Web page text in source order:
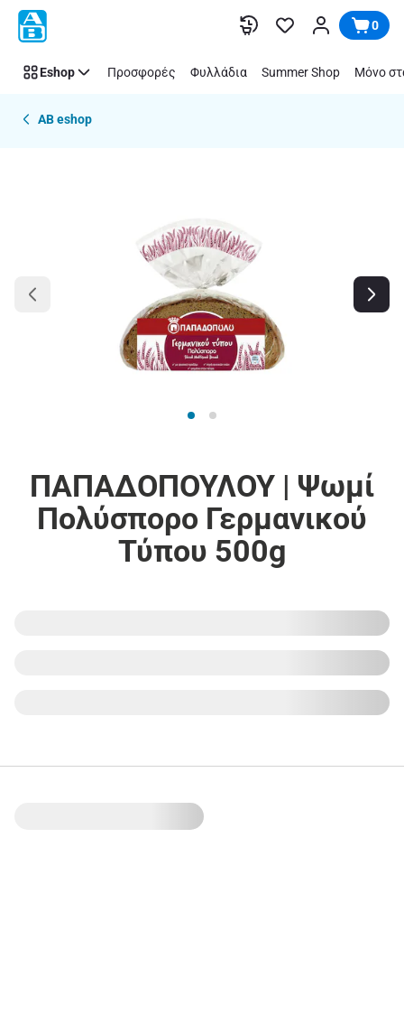
Παράλειψη 0
Eshop Προσφορές Φυλλάδια Summer Shop Μόνο
AB eshop
ΠΑΠΑΔΟΠΟΥΛΟΥ | Ψωμί
Πολύσπορο Γερμανικού
Τύπου 500g